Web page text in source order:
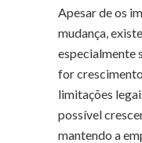
Apesar de os
mudança,
especialmente
for
limitações
possível
mantendo a